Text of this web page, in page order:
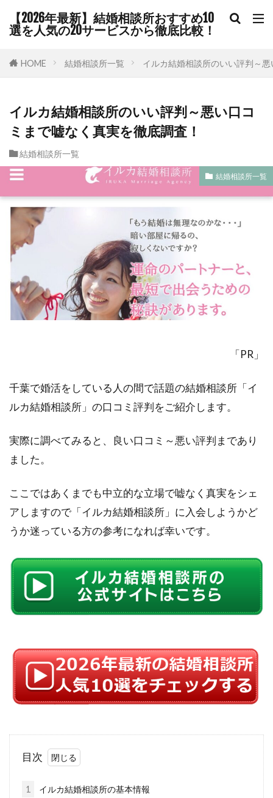
【2026年最新】結婚相談所おすすめ10
選を人気の20サービスから徹底比較！
HOME 結婚相談所一覧 イルカ結婚相談所のいい評判～
イルカ結婚相談所のいい評判～悪い口コ
ミまで嘘なく真実を徹底調査！
結婚相談所一覧
結婚相談所一覧
「PR」
千葉で婚活をしている人の間で話題の結婚相談所「イ
ルカ結婚相談所」の口コミ評判をご紹介します。
実際に調べてみると、良い口コミ～悪い評判まであり
ました。
ここではあくまでも中立的な立場で嘘なく真実をシェ
アしますので「イルカ結婚相談所」に入会しようかど
うか迷っている方の参考になれば幸いです。
目次
1 イルカ結婚相談所の基本情報